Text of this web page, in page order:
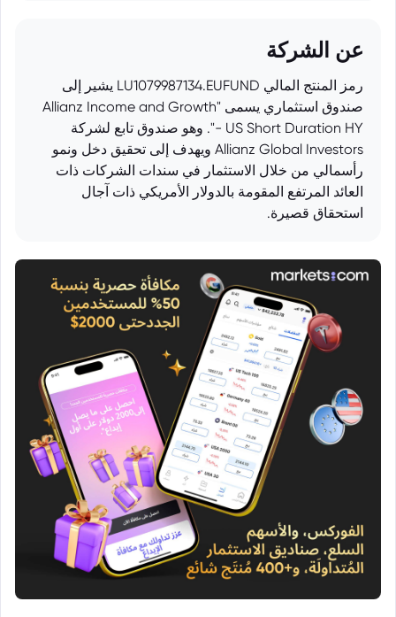
عن الشركة
رمز المنتج المالي LU1079987134.EUFUND يشير إلى
صندوق استثماري يسمى "Allianz Income and Growth
- US Short Duration HY". وهو صندوق تابع لشركة
Allianz Global Investors ويهدف إلى تحقيق دخل ونمو
رأسمالي من خلال الاستثمار في سندات الشركات ذات
العائد المرتفع المقومة بالدولار الأمريكي ذات آجال
استحقاق قصيرة.